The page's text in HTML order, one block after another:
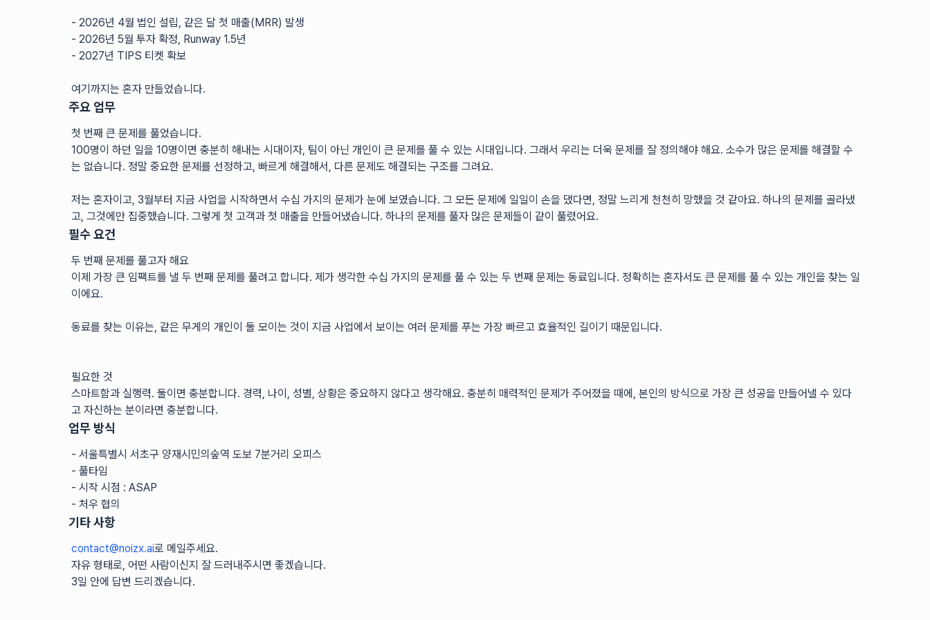
- 2026년 4월 법인 설립, 같은 달 첫 매출(MRR) 발생
- 2026년 5월 투자 확정, Runway 1.5년
- 2027년 TIPS 티켓 확보
여기까지는 혼자 만들었습니다.
주요 업무
첫 번째 큰 문제를 풀었습니다.
100명이 하던 일을 10명이면 충분히 해내는 시대이자, 팀이 아닌 개인이 큰 문제를 풀 수 있는 시대입니다. 그래서 우리는 더욱 문제를 잘 정의해야 해요. 소수가 많은 문제를 해결할 수
는 없습니다. 정말 중요한 문제를 선정하고, 빠르게 해결해서, 다른 문제도 해결되는 구조를 그려요.
저는 혼자이고, 3월부터 지금 사업을 시작하면서 수십 가지의 문제가 눈에 보였습니다. 그 모든 문제에 일일이 손을 댔다면, 정말 느리게 천천히 망했을 것 같아요. 하나의 문제를 골라냈
고, 그것에만 집중했습니다. 그렇게 첫 고객과 첫 매출을 만들어냈습니다. 하나의 문제를 풀자 많은 문제들이 같이 풀렸어요.
필수 요건
두 번째 문제를 풀고자 해요
이제 가장 큰 임팩트를 낼 두 번째 문제를 풀려고 합니다. 제가 생각한 수십 가지의 문제를 풀 수 있는 두 번째 문제는 동료입니다. 정확히는 혼자서도 큰 문제를 풀 수 있는 개인을 찾는 일
이에요.
동료를 찾는 이유는, 같은 무게의 개인이 둘 모이는 것이 지금 사업에서 보이는 여러 문제를 푸는 가장 빠르고 효율적인 길이기 때문입니다.
필요한 것
스마트함과 실행력. 둘이면 충분합니다. 경력, 나이, 성별, 상황은 중요하지 않다고 생각해요. 충분히 매력적인 문제가 주어졌을 때에, 본인의 방식으로 가장 큰 성공을 만들어낼 수 있다
고 자신하는 분이라면 충분합니다.
업무 방식
- 서울특별시 서초구 양재시민의숲역 도보 7분거리 오피스
- 풀타임
- 시작 시점 : ASAP
- 처우 협의
기타 사항
contact@noizx.ai로 메일주세요.
자유 형태로, 어떤 사람이신지 잘 드러내주시면 좋겠습니다.
3일 안에 답변 드리겠습니다.